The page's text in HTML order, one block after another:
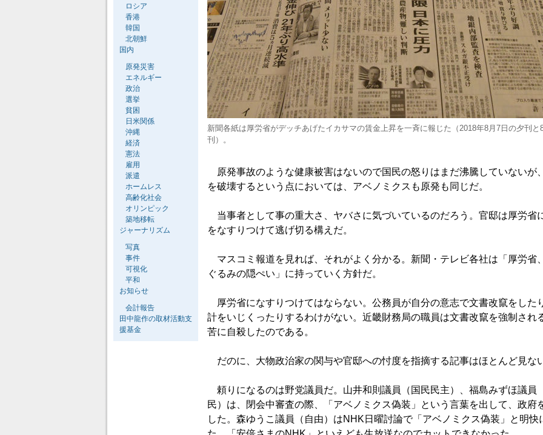
新聞各紙は厚労省がデッチあげたイカサマの賃金上昇を一斉に報じた（2018年8月7日の夕刊と
刊）。
原発事故のような健康被害はないので国民の怒りはまだ沸騰していないが
を破壊するという点においては、アベノミクスも原発も同じだ。
当事者として事の重大さ、ヤバさに気づいているのだろう。官邸は厚労省
をなすりつけて逃げ切る構えだ。
マスコミ報道を見れば、それがよく分かる。新聞・テレビ各社は「厚労省
ぐるみの隠ぺい」に持っていく方針だ。
厚労省になすりつけてはならない。公務員が自分の意志で文書改竄をした
計をいじくったりするわけがない。近畿財務局の職員は文書改竄を強制され
苦に自殺したのである。
だのに、大物政治家の関与や官邸への忖度を指摘する記事はほとんど見な
頼りになるのは野党議員だ。山井和則議員（国民民主）、福島みずほ議員
民）は、閉会中審査の際、「アベノミクス偽装」という言葉を出して、政府
した。森ゆうこ議員（自由）はNHK日曜討論で「アベノミクス偽装」と明快
ロシア
香港
韓国
北朝鮮
国内
原発災害
エネルギー
政治
選挙
貧困
日米関係
沖縄
経済
憲法
雇用
派遣
ホームレス
高齢化社会
オリンピック
築地移転
ジャーナリズム
写真
事件
可視化
平和
お知らせ
会計報告
田中龍作の取材活動支
援基金